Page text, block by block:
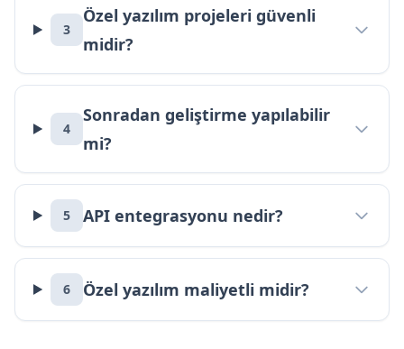
3
Özel yazılım projeleri güvenli
midir?
4
Sonradan geliştirme yapılabilir
mi?
5 API entegrasyonu nedir?
6 Özel yazılım maliyetli midir?